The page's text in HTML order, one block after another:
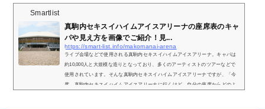
Smartlist
真駒内セキスイハイムアイスアリーナの座席表のキャ
パや見え方を画像でご紹介！見...
https://smart-list.info/makomanai-arena
ライブ会場などで使用される真駒内セキスイハイムアイスアリーナ。キャパは
約10,000人と大規模な造りとなっており、多くのアーティストのツアーなどで
使用されています。そんな真駒内セキスイハイムアイスアリーナですが、「今
度、真駒内セキスイハイムアイスアリーナに行くけど、自分の座席からどのよ